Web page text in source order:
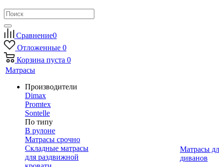
Сравнение0
Отложенные 0
Корзина пуста 0
Матрасы
Производители
Dimax
Promtex
Sontelle
По типу
В рулоне
Матрасы срочно
Складные матрасы
для раздвижной
Матрасы
диванов